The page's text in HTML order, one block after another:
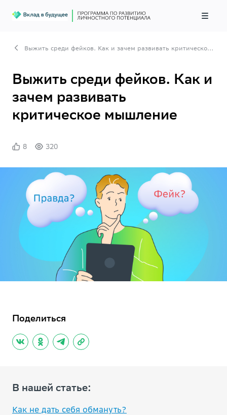
Выжить среди фейков. Как и зачем развивать критическое мышление
Выжить среди фейков. Как и
зачем развивать
критическое мышление
8 320
Поделиться
В нашей статье:
Как не дать себя обмануть?